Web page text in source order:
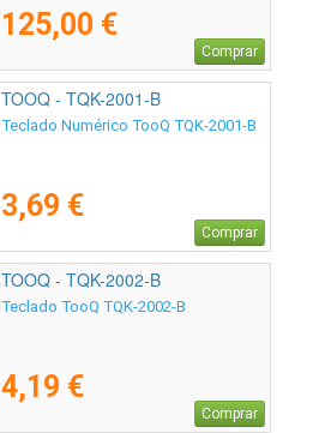
125,00 €
Comprar
TOOQ - TQK-2001-B
Teclado Numérico TooQ TQK-2001-B
3,69 €
Comprar
TOOQ - TQK-2002-B
Teclado TooQ TQK-2002-B
4,19 €
Comprar